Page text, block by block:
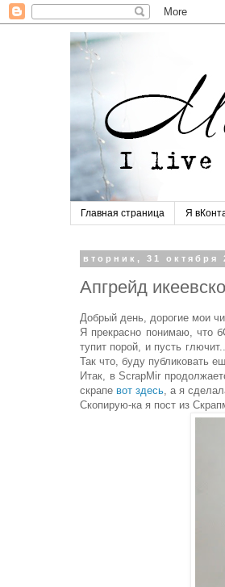
Главная страница Я
вторник, 31 октября
Апгрейд
Добрый день, дорогие мои
Я прекрасно понимаю, что
тупит порой, и пусть
Так что, буду публиковать
Итак, в ScrapMir
скрапе вот здесь, а я
Скопирую-ка я пост из